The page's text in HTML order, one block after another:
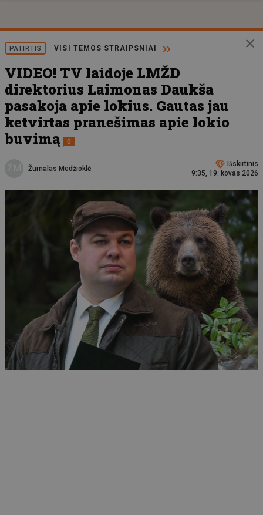
PATIRTIS VISI TEMOS STRAIPSNIAI
VIDEO! TV laidoje LMŽD
direktorius Laimonas Daukša
pasakoja apie lokius. Gautas jau
ketvirtas pranešimas apie lokio
buvimą
0
Žurnalas Medžioklė
Išskirtinis
9:35, 19. kovas 2026